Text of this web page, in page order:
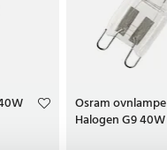
Osram ovnlampe
Halogen G9 40W